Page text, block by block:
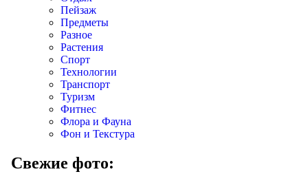
Пейзаж
Предметы
Разное
Растения
Спорт
Технологии
Транспорт
Туризм
Фитнес
Флора и Фауна
Фон и Текстура
Свежие фото: